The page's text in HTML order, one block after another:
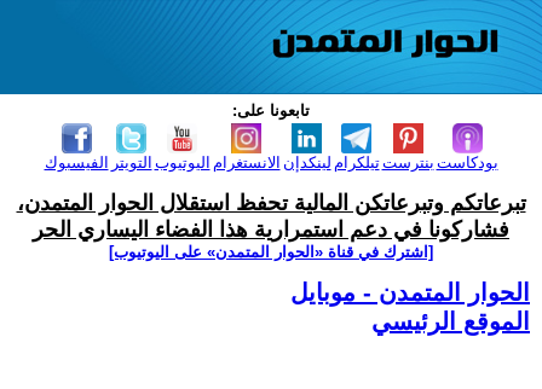
تابعونا على:
الفيسبوك التويتر اليوتيوب الانستغرام لينكدإن تيلكرامبنترست بودكاست
تبرعاتكم وتبرعاتكن المالية تحفظ استقلال الحوار المتمدن،
فشاركونا في دعم استمرارية هذا الفضاء اليساري الحر
[اشترك في قناة ‫«الحوار المتمدن» على اليوتيوب]
الحوار المتمدن - موبايل
الموقع الرئيسي